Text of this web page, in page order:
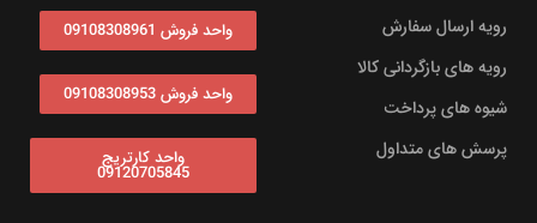
رویه ارسال سفارش
رویه های بازگردانی کالا
شیوه های پرداخت
پرسش های متداول
واحد فروش 09108308961
واحد فروش 09108308953
واحد کارتریج
09120705845